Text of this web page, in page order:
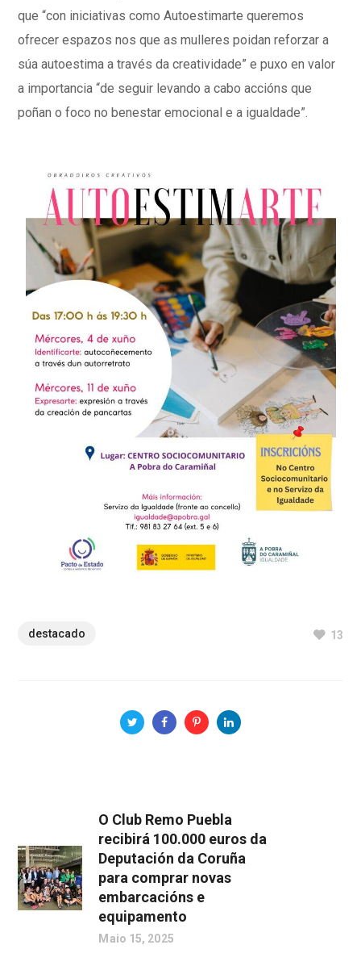
que “con iniciativas como Autoestimarte queremos
ofrecer espazos nos que as mulleres poidan reforzar a
súa autoestima a través da creatividade” e puxo en valor
a importancia “de seguir levando a cabo accións que
poñan o foco no benestar emocional e a igualdade”.
destacado 13
O Club Remo Puebla
recibirá 100.000 euros da
Deputación da Coruña
para comprar novas
embarcacións e
equipamento
Maio 15, 2025